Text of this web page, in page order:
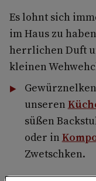
Es lohnt sich
im Haus zu
herrlichen Duft
kleinen
unseren
süßen
oder in
Zwetschken.